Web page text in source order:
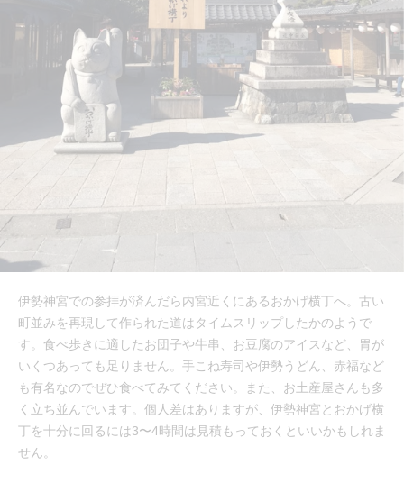
伊勢神宮での参拝が済んだら内宮近くにあるおかげ横丁へ。古い
町並みを再現して作られた道はタイムスリップしたかのようで
す。食べ歩きに適したお団子や牛串、お豆腐のアイスなど、胃が
いくつあっても足りません。手こね寿司や伊勢うどん、赤福など
も有名なのでぜひ食べてみてください。また、お土産屋さんも多
く立ち並んでいます。個人差はありますが、伊勢神宮とおかげ横
丁を十分に回るには3〜4時間は見積もっておくといいかもしれま
せん。